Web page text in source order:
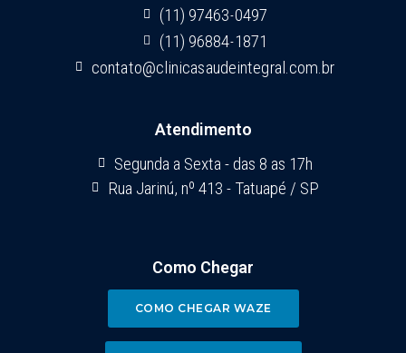
(11) 97463-0497
(11) 96884-1871
contato@clinicasaudeintegral.com.br
Atendimento
Segunda a Sexta - das 8 as 17h
Rua Jarinú, nº 413 - Tatuapé / SP
Como Chegar
COMO CHEGAR WAZE